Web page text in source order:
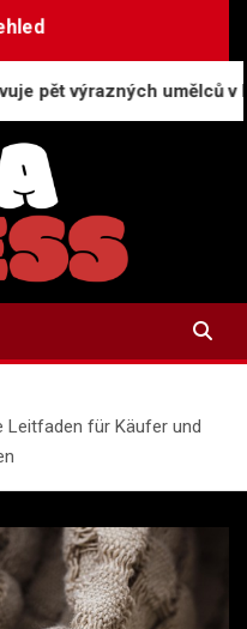
umělců v Brně
Leitfaden für Käufer und